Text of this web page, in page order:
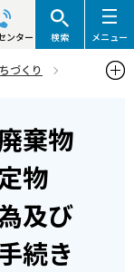
ンター 検索 メニュー
づくり
有価物）の保管
棄物
物
及び
続き